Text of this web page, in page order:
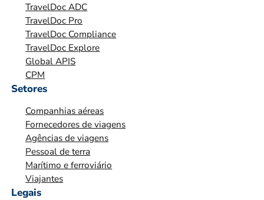
O
*
TravelDoc ADC
TravelDoc Pro
TravelDoc Compliance
TravelDoc Explore
Global APIS
CPM
Setores
Companhias aéreas
Fornecedores de viagens
Agências de viagens
Pessoal de terra
Marítimo e ferroviário
Viajantes
Legais